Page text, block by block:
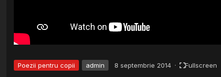
Poezii pentru copii admin 8 septembrie 2014 · Fullscreen